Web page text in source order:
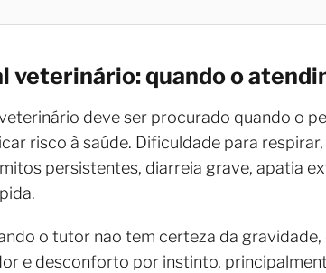
veterinário: quando o
deve ser procurado quando o
risco à saúde. Dificuldade para
persistentes, diarreia grave, apatia
o tutor não tem certeza da
e desconforto por instinto,